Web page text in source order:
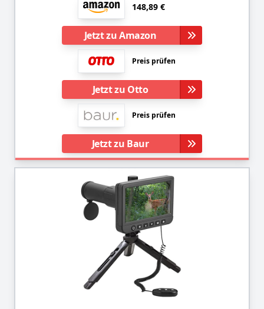
148,89 €
Jetzt zu Amazon
Preis prüfen
Jetzt zu Otto
Preis prüfen
Jetzt zu Baur